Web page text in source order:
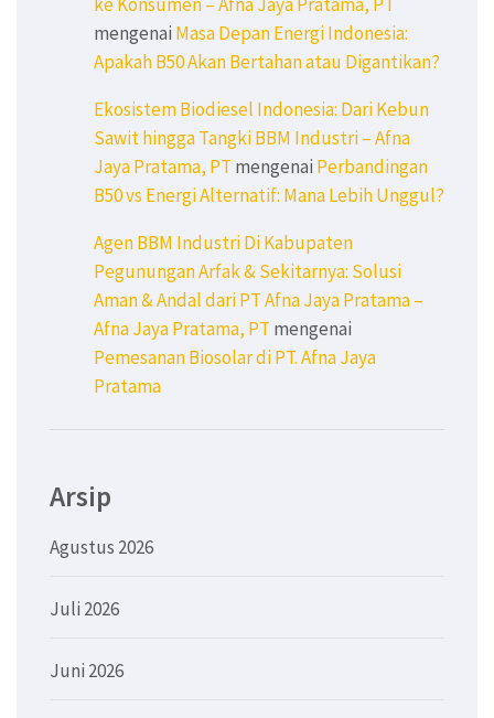
mengenai Masa Depan Energi Indonesia:
Apakah B50 Akan Bertahan atau Digantikan?
Ekosistem Biodiesel Indonesia: Dari Kebun
Sawit hingga Tangki BBM Industri – Afna
Jaya Pratama, PT mengenai Perbandingan
B50 vs Energi Alternatif: Mana Lebih Unggul?
Agen BBM Industri Di Kabupaten
Pegunungan Arfak & Sekitarnya: Solusi
Aman & Andal dari PT Afna Jaya Pratama –
Afna Jaya Pratama, PT mengenai
Pemesanan Biosolar di PT. Afna Jaya
Pratama
Arsip
Agustus 2026
Juli 2026
Juni 2026